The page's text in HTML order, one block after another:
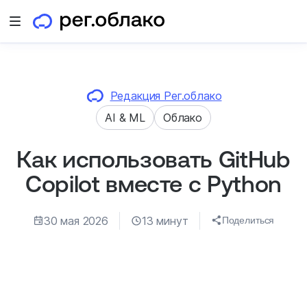
Открыть меню
Редакция Рег.облако
AI & ML
Облако
Как использовать GitHub
Copilot вместе с Python
30 мая 2026 13 минут Поделиться